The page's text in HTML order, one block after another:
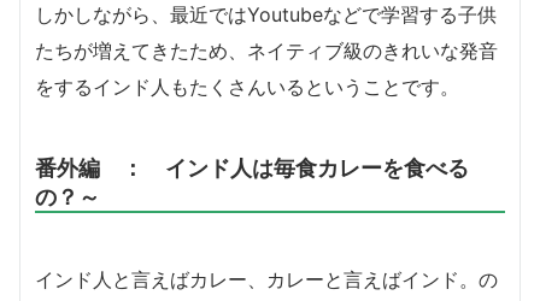
しかしながら、最近ではYoutubeなどで学習する子供
たちが増えてきたため、ネイティブ級のきれいな発音
をするインド人もたくさんいるということです。
番外編 ： インド人は毎食カレーを食べる
の？～
インド人と言えばカレー、カレーと言えばインド。の